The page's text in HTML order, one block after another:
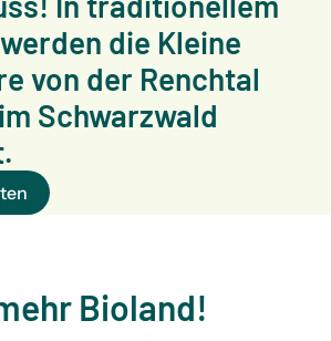
die Kleine
von der Renchtal
Schwarzwald
Bioland!